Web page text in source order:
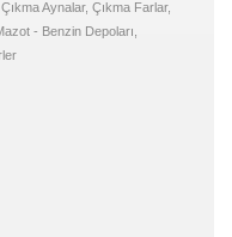
Aynalar, Çıkma Farlar,
- Benzin Depoları,